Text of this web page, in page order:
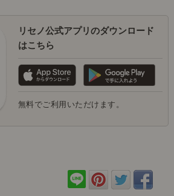
リセノ公式アプリのダウンロード
はこちら
無料でご利用いただけます。